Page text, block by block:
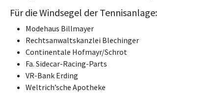
Für die Windsegel der Tennisanlage:
Modehaus Billmayer
Rechtsanwaltskanzlei Blechinger
Continentale Hofmayr/Schrot
Fa. Sidecar-Racing-Parts
VR-Bank Erding
Weltrich’sche Apotheke